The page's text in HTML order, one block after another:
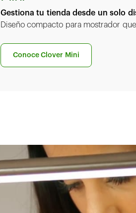
Gestiona tu tienda desde un solo
Diseño compacto para mostrador
Conoce Clover Mini